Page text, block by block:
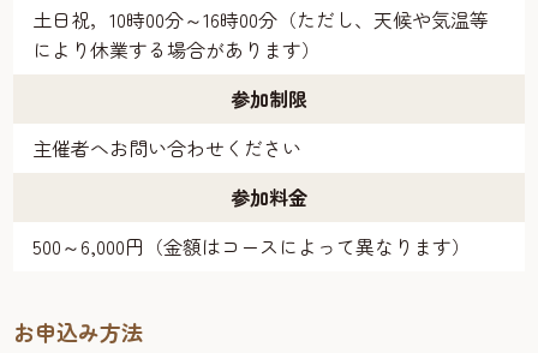
土日祝，10時00分～16時00分（ただし、天候や気温等
により休業する場合があります）
参加制限
主催者へお問い合わせください
参加料金
500～6,000円（金額はコースによって異なります）
お申込み方法